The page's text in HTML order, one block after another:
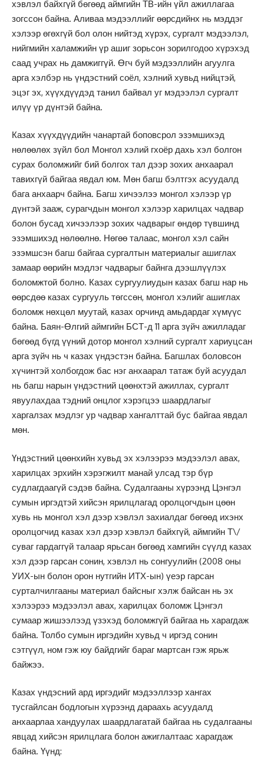
хэвлэл байхгүй бөгөөд аймгийн ТВ-ийн үйл ажиллагаа
зогссон байна. Аливаа мэдээллийг өөрсдийнх нь мэддэг
хэлээр өгөхгүй бол олон нийтэд хүрэх, сургалт мэдээлэл,
нийгмийн халамжийн үр ашиг зорьсон зорилгодоо хүрэхэд
саад учрах нь дамжиггүй. Өгч буй мэдээллийн агуулга
арга хэлбэр нь үндэстний соёл, хэлний хувьд нийцтэй,
эцэг эх, хүүхдүүдэд танил байвал уг мэдээлэл сургалт
илүү үр дүнтэй байна.
Казах хүүхдүүдийн чанартай боповсрол эзэмшихэд
нөлөөлөх зүйл бол Монгол хэлий гхоёр дахь хэл болгон
сурах боломжийг бий болгох тал дээр зохих анхаарал
тавихгүй байгаа явдал юм. Мөн багш бэлтгэх асуудалд
бага анхаарч байна. Багш хичээлээ монгол хэлээр үр
дүнтэй зааж, сурагчдын монгол хэлээр харилцах чадвар
болон бусад хичээлээр зохих чадварыг өндөр түвшинд
эзэмшихэд нөлөөлнө. Нөгөө талаас, монгол хэл сайн
эзэмшсэн багш байгаа сургалтын материалыг ашиглах
замаар өөрийн мэдлэг чадварыг байнга дээшлүүлэх
боломжтой болно. Казах сургуулиудын казах багш нар нь
өөрсдөө казах сургууль төгссөн, монгол хэлийг ашиглах
боломж нөхцөл муутай, казах орчинд амьдардаг хүмүүс
байна. Баян-Өлгий аймгийн БСТ-д 11 арга зүйч ажилладаг
бөгөөд бүгд үүний дотор монгол хэлний сургалт хариуцсан
арга зүйч нь ч казах үндэстэн байна. Багшлах боловсон
хүчинтэй холбогдож бас нэг анхаарал татаж буй асуудал
нь багш нарын үндэстний цөөнхтэй ажиллах, сургалт
явуулахдаа тэдний онцлог хэрэгцээ шаардлагыг
харгалзах мэдлэг ур чадвар хангалттай бус байгаа явдал
мөн.
Үндэстний цөөнхийн хувьд эх хэлээрээ мэдээлэл авах,
харилцах эрхийн хэрэгжилт манай улсад тэр бүр
судлагдаагүй сэдэв байна. Судалгааны хүрээнд Цэнгэл
сумын иргэдтэй хийсэн ярилцлагад оролцогчдын цөөн
хувь нь монгол хэл дээр хэвлэл захиалдаг бөгөөд ихэнх
оролцогчид казах хэл дээр хэвлэл байхгүй, аймгийн Т\/
суваг гардаггүй талаар ярьсан бөгөөд хамгийн сүүлд казах
хэл дээр гарсан сонин, хэвлэл нь сонгуулийн (2008 оны
УИХ-ын болон орон нутгийн ИТХ-ын) үеэр гарсан
сурталчилгааны материал байсныг хэлж байсан нь эх
хэлээрээ мэдээлэл авах, харилцах боломж Цэнгэл
сумаар жишээлээд үзэхэд боломжгүй байгаа нь харагдаж
байна. Толбо сумын иргэдийн хувьд ч иргэд сонин
сэтгүүл, ном гэж юу байдгийг бараг мартсан гэж ярьж
байжээ.
Казах үндэсний ард иргэдийг мэдээллээр хангах
тусгайлсан бодлогын хүрээнд дараахь асуудалд
анхаарлаа хандуулах шаардлагатай байгаа нь судалгааны
явцад хийсэн ярилцлага болон ажиглалтаас харагдаж
байна. Үүнд: